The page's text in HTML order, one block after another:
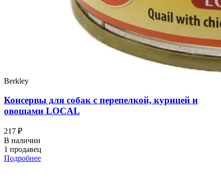
Berkley
Консервы для собак с перепелкой, курицей и
овощами LOCAL
217 ₽
В наличии
1 продавец
Подробнее